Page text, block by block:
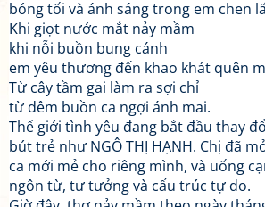
bóng tối và ánh sáng trong em chen
Khi giọt nước mắt nảy mầm
khi nỗi buồn bung cánh
em yêu thương đến khao khát quên
Từ cây tầm gai làm ra sợi chỉ
từ đêm buồn ca ngợi ánh mai.
Thế giới tình yêu đang bắt đầu thay
bút trẻ như NGÔ THỊ HẠNH. Chị đã
ca mới mẻ cho riêng mình, và uống
ngôn từ, tư tưởng và cấu trúc tự do.